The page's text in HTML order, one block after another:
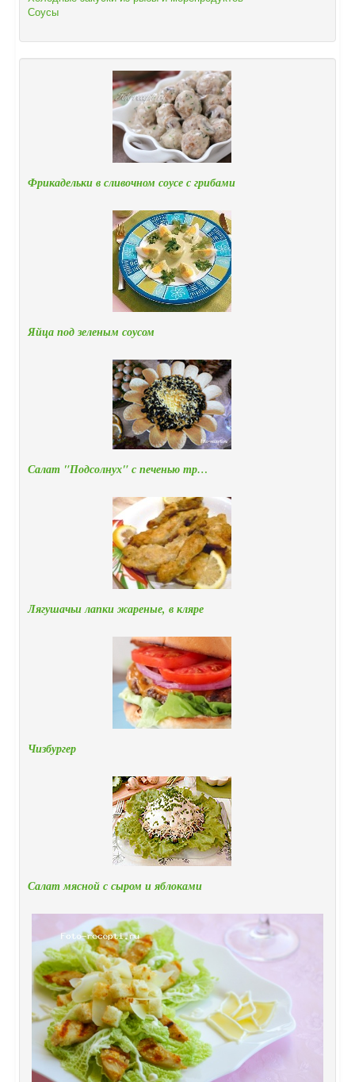
Соусы
Фрикадельки в сливочном соусе с грибами
Яйца под зеленым соусом
Салат "Подсолнух" с печенью тр…
Лягушачьи лапки жареные, в кляре
Чизбургер
Салат мясной с сыром и яблоками